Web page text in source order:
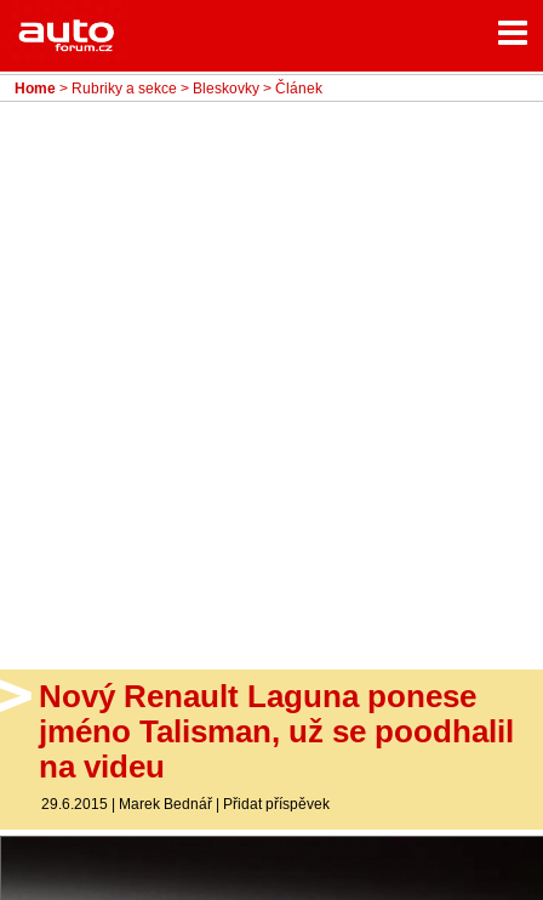
Home
Rubriky
Sledujte nás!
Home > Rubriky a sekce > Bleskovky > Článek
Nový Renault Laguna ponese
jméno Talisman, už se poodhalil
na videu
29.6.2015 | Marek Bednář | Přidat příspěvek